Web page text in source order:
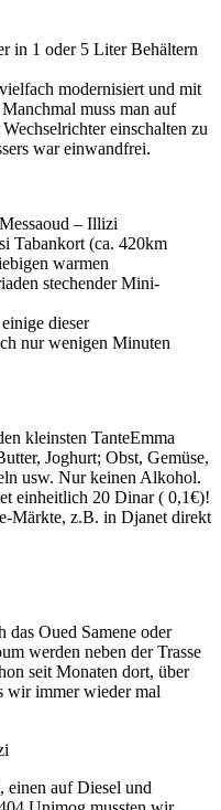
in 1 oder 5 Liter Behältern
modernisiert und mit
muss man auf
einschalten zu
war einwandfrei.
– Illizi
Tabankort (ca. 420km
warmen
stechender Mini-
dieser
nur wenigen Minuten
kleinsten TanteEmma
Joghurt; Obst, Gemüse,
usw. Nur keinen Alkohol.
einheitlich 20 Dinar ( 0,1€)!
Märkte, z.B. in Djanet direkt
Oued Samene oder
werden neben der Trasse
seit Monaten dort, über
wir immer wieder mal
einen auf Diesel und